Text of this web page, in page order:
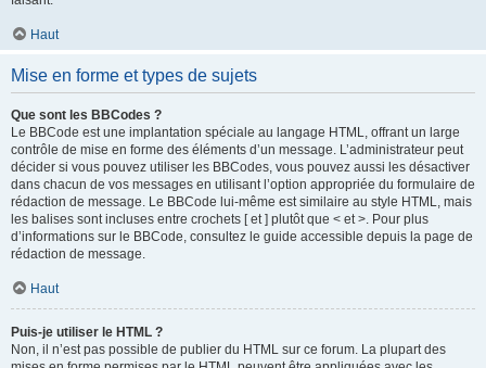
Haut
Mise en forme et types de sujets
Que sont les BBCodes ?
Le BBCode est une implantation spéciale au langage HTML, offrant un large
contrôle de mise en forme des éléments d’un message. L’administrateur peut
décider si vous pouvez utiliser les BBCodes, vous pouvez aussi les désactiver
dans chacun de vos messages en utilisant l’option appropriée du formulaire de
rédaction de message. Le BBCode lui-même est similaire au style HTML, mais
les balises sont incluses entre crochets [ et ] plutôt que < et >. Pour plus
d’informations sur le BBCode, consultez le guide accessible depuis la page de
rédaction de message.
Haut
Puis-je utiliser le HTML ?
Non, il n’est pas possible de publier du HTML sur ce forum. La plupart des